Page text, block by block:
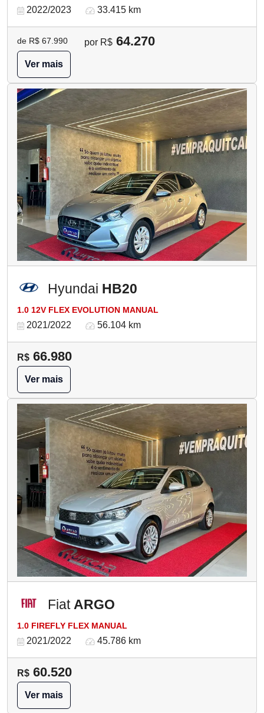
2022/2023 33.415 km
de R$ 67.990 por R$ 64.270
Ver mais
Hyundai HB20
1.0 12V FLEX EVOLUTION MANUAL
2021/2022 56.104 km
R$ 66.980
Ver mais
Fiat ARGO
1.0 FIREFLY FLEX MANUAL
2021/2022 45.786 km
R$ 60.520
Ver mais